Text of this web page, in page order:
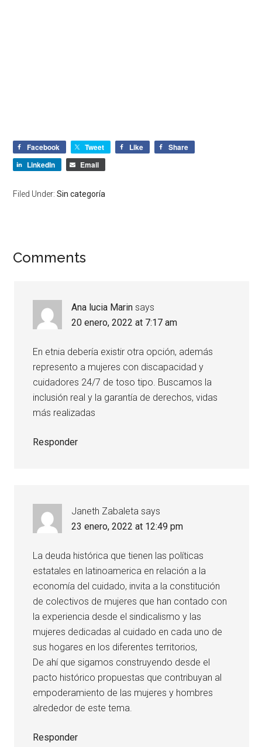
Facebook Tweet Like
Share
LinkedIn
Email
Filed Under:Sin categoría
Comments
Ana lucia Marin says
20 enero, 2022 at 7:17 am
En etnia debería existir otra opción, además
represento a mujeres con discapacidad y
cuidadores 24/7 de toso tipo. Buscamos la
inclusión real y la garantía de derechos, vidas
más realizadas
Responder
Janeth Zabaleta says
23 enero, 2022 at 12:49 pm
La deuda histórica que tienen las políticas
estatales en latinoamerica en relación a la
economía del cuidado, invita a la constitución
de colectivos de mujeres que han contado con
la experiencia desde el sindicalismo y las
mujeres dedicadas al cuidado en cada uno de
sus hogares en los diferentes territorios,
De ahí que sigamos construyendo desde el
pacto histórico propuestas que contribuyan al
empoderamiento de las mujeres y hombres
alrededor de este tema.
Responder